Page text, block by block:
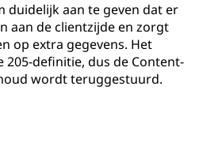
duidelijk aan te geven dat er
aan de clientzijde en zorgt
op extra gegevens. Het
definitie, dus de Content-
wordt teruggestuurd.